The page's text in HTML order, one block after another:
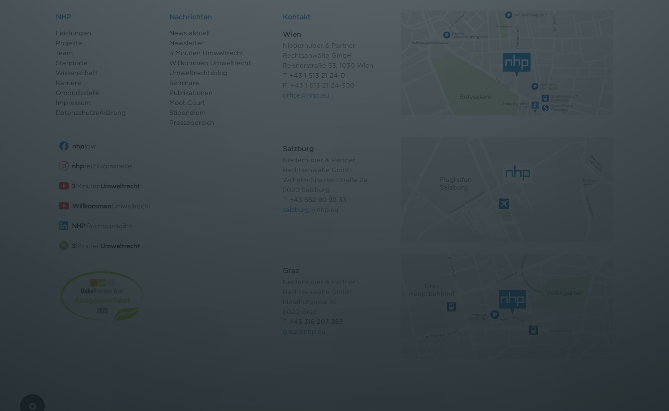
NHP
Leistungen
Projekte
Team
Standorte
Wissenschaft
Karriere
Ombudsstelle
Impressum
Datenschutzerklärung
Nachrichten
News aktuell
Newsletter
3 Minuten Umweltrecht
Willkommen Umweltrecht
Umweltrechtsblog
Seminare
Publikationen
Moot Court
Stipendium
Pressebereich
Kontakt
Wien
Niederhuber & Partner
Rechtsanwälte GmbH
Reisnerstraße 53, 1030 Wien
T: +43 1 513 21 24-0
F: +43 1 513 21 24-300
office@nhp.eu
Salzburg
Niederhuber & Partner
Rechtsanwälte GmbH
Wilhelm-Spazier-Straße 2a
5020 Salzburg
+43 662 90 92 33
salzburg@nhp.eu
Graz
graz@nhp.eu